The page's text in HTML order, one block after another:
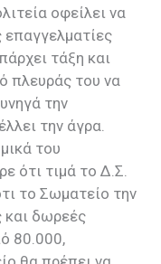
οφείλει να
επαγγελματίες
τάξη και
πλευράς του να
την
την άγρα.
του
ότι τιμά το Δ.Σ.
το Σωματείο την
και δωρεές
80.000,